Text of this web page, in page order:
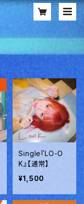
Single『LO-O
K』【通常】
¥1,500